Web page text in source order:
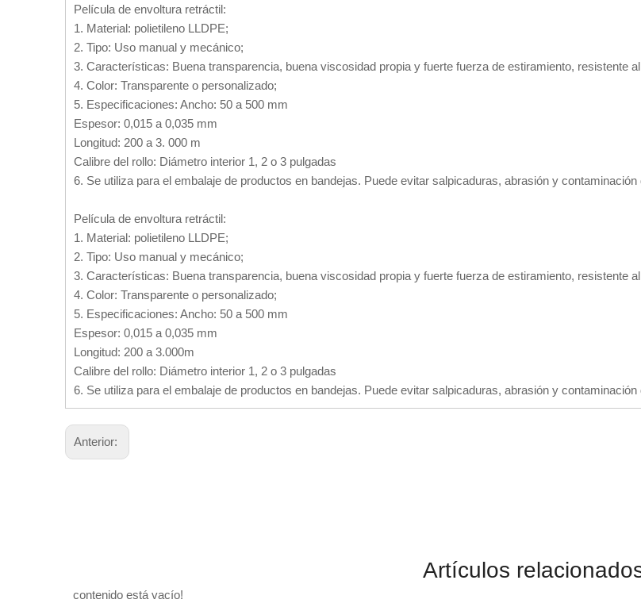
Película de envoltura retráctil:
1. Material: polietileno LLDPE;
2. Tipo: Uso manual y mecánico;
3. Características: Buena transparencia, buena viscosidad propia y fuerte fuerza de estiramiento, resistente
4. Color: Transparente o personalizado;
5. Especificaciones: Ancho: 50 a 500 mm
Espesor: 0,015 a 0,035 mm
Longitud: 200 a 3. 000 m
Calibre del rollo: Diámetro interior 1, 2 o 3 pulgadas
6. Se utiliza para el embalaje de productos en bandejas. Puede evitar salpicaduras, abrasión y contaminación
Película de envoltura retráctil:
1. Material: polietileno LLDPE;
2. Tipo: Uso manual y mecánico;
3. Características: Buena transparencia, buena viscosidad propia y fuerte fuerza de estiramiento, resistente
4. Color: Transparente o personalizado;
5. Especificaciones: Ancho: 50 a 500 mm
Espesor: 0,015 a 0,035 mm
Longitud: 200 a 3.000m
Calibre del rollo: Diámetro interior 1, 2 o 3 pulgadas
6. Se utiliza para el embalaje de productos en bandejas. Puede evitar salpicaduras, abrasión y contaminación
Anterior:
Artículos
contenido está vacío!